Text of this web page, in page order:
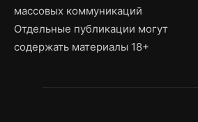
массовых коммуникаций
Отдельные публикации могут
содержать материалы 18+